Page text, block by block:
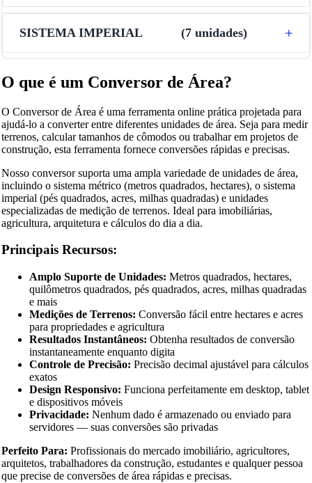
SISTEMA IMPERIAL (7 unidades)
O que é um Conversor de Área?
O Conversor de Área é uma ferramenta online prática projetada para
ajudá-lo a converter entre diferentes unidades de área. Seja para medir
terrenos, calcular tamanhos de cômodos ou trabalhar em projetos de
construção, esta ferramenta fornece conversões rápidas e precisas.
Nosso conversor suporta uma ampla variedade de unidades de área,
incluindo o sistema métrico (metros quadrados, hectares), o sistema
imperial (pés quadrados, acres, milhas quadradas) e unidades
especializadas de medição de terrenos. Ideal para imobiliárias,
agricultura, arquitetura e cálculos do dia a dia.
Principais Recursos:
Amplo Suporte de Unidades: Metros quadrados, hectares,
quilômetros quadrados, pés quadrados, acres, milhas quadradas
e mais
Medições de Terrenos: Conversão fácil entre hectares e acres
para propriedades e agricultura
Resultados Instantâneos: Obtenha resultados de conversão
instantaneamente enquanto digita
Controle de Precisão: Precisão decimal ajustável para cálculos
exatos
Design Responsivo: Funciona perfeitamente em desktop, tablet
e dispositivos móveis
Privacidade: Nenhum dado é armazenado ou enviado para
servidores — suas conversões são privadas
Perfeito Para: Profissionais do mercado imobiliário, agricultores,
arquitetos, trabalhadores da construção, estudantes e qualquer pessoa
que precise de conversões de área rápidas e precisas.